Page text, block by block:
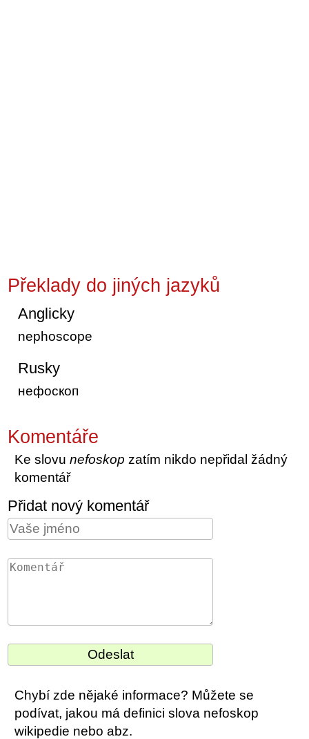
Překlady do jiných jazyků
Anglicky
nephoscope
Rusky
нефоскоп
Komentáře
Ke slovunefoskop zatím nikdo nepřidal žádný
komentář
Přidat nový komentář
Chybí zde nějaké informace? Můžete se
podívat, jakou má definici slova nefoskop
wikipedie nebo abz.